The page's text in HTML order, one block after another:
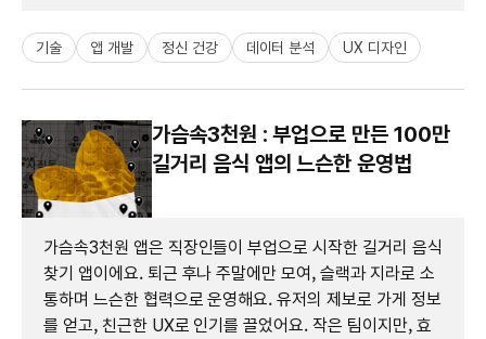
기술 앱 개발 정신 건강 데이터 분석 UX 디자인
가슴속3천원 : 부업으로 만든 100만
길거리 음식 앱의 느슨한 운영법
가슴속3천원 앱은 직장인들이 부업으로 시작한 길거리 음식
찾기 앱이에요. 퇴근 후나 주말에만 모여, 슬랙과 지라로 소
통하며 느슨한 협력으로 운영해요. 유저의 제보로 가게 정보
를 얻고, 친근한 UX로 인기를 끌었어요. 작은 팀이지만, 효